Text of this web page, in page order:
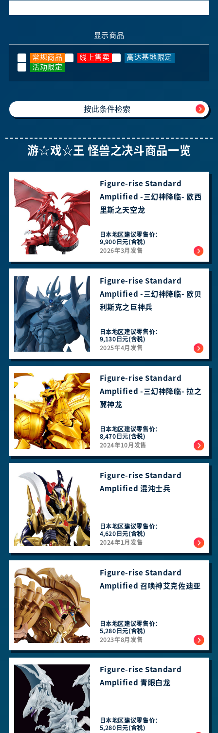
显示商品
常规商品 线上售卖
高达基地限定
活动限定
游☆戏☆王 怪兽之决斗商品一览
Figure-rise Standard
Amplified -三幻神降临- 欧西
里斯之天空龙
日本地区建议零售价：
9,900日元(含税)
2026年3月发售
Figure-rise Standard
Amplified -三幻神降临- 欧贝
利斯克之巨神兵
日本地区建议零售价：
9,130日元(含税)
2025年4月发售
Figure-rise Standard
Amplified -三幻神降临- 拉之
翼神龙
日本地区建议零售价：
8,470日元(含税)
2024年10月发售
Figure-rise Standard
Amplified 混沌士兵
日本地区建议零售价：
4,620日元(含税)
2024年1月发售
Figure-rise Standard
Amplified 召唤神艾克佐迪亚
日本地区建议零售价：
5,280日元(含税)
2023年8月发售
Figure-rise Standard
Amplified 青眼白龙
日本地区建议零售价：
5,280日元(含税)